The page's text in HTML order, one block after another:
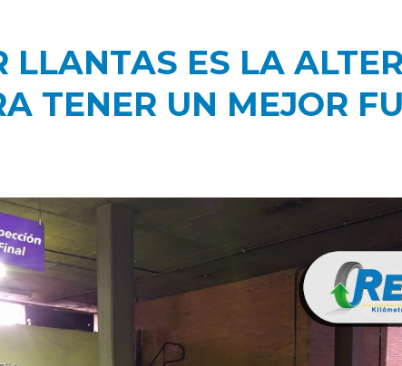
LLANTAS ES LA
TENER UN MEJOR